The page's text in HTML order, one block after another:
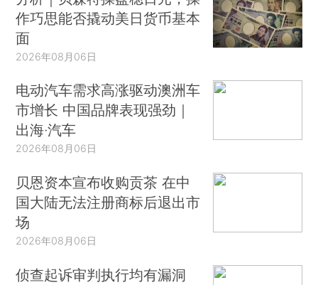
作巧思能否撬动美日货币基本
面
2026年08月06日
电动汽车需求高涨驱动澳洲车
市增长 中国品牌表现强劲｜
出海·汽车
2026年08月06日
贝恩资本宣布收购贡茶 在中
国大陆无法注册商标后退出市
场
2026年08月06日
侦查起诉审判执行均有漏洞